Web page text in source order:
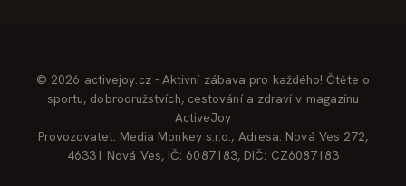
© 2026 activejoy.cz - Aktivní zábava pro každého! Čtěte o
sportu, dobrodružstvích, cestování a zdraví v magazínu
ActiveJoy
Provozovatel: Media Monkey s.r.o., Adresa: Nová Ves 272,
46331 Nová Ves, IČ: 6087183, DIČ: CZ6087183